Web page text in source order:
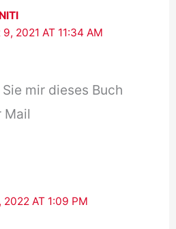
9, 2021 AT 11:34 AM
mir dieses Buch
Mail
2022 AT 1:09 PM